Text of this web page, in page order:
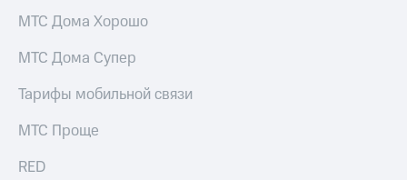
Переводы
с
на карту
МТС Pay
Оплата
МТС Дома Хорошо
МТС Дома Супер
Тарифы мобильной связи
МТС Проще
RED